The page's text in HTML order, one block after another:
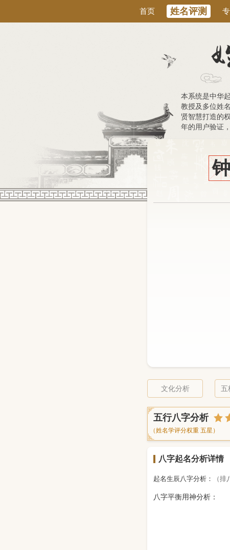
首页 姓名评测
本系统是中华
教授及多位姓
贤智慧打造的
年的用户验证
文化分析 五
五行八字分析
（姓名学评分权重 五星）
八字起名分析详情
起名生辰八字分析： （
八字平衡用神分析：